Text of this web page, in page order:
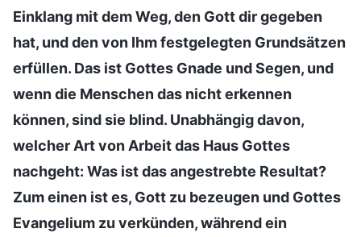
Einklang mit dem Weg, den Gott dir gegeben
hat, und den von Ihm festgelegten Grundsätzen
erfüllen. Das ist Gottes Gnade und Segen, und
wenn die Menschen das nicht erkennen
können, sind sie blind. Unabhängig davon,
welcher Art von Arbeit das Haus Gottes
nachgeht: Was ist das angestrebte Resultat?
Zum einen ist es, Gott zu bezeugen und Gottes
Evangelium zu verkünden, während ein